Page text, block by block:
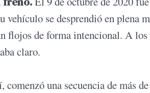
vehículo se desprendió en
flojos de forma intencional. A
claro.
una secuencia de más